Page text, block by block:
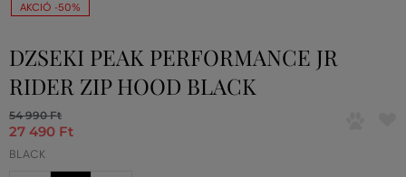
AKCIÓ -50%
DZSEKI PEAK PERFORMANCE JR
RIDER ZIP HOOD BLACK
54 990 Ft
27 490 Ft
BLACK